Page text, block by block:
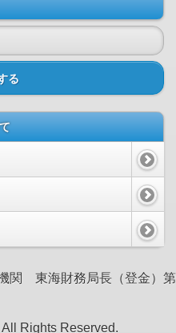
る
関 東海財務局長（登金）第
Rights Reserved.